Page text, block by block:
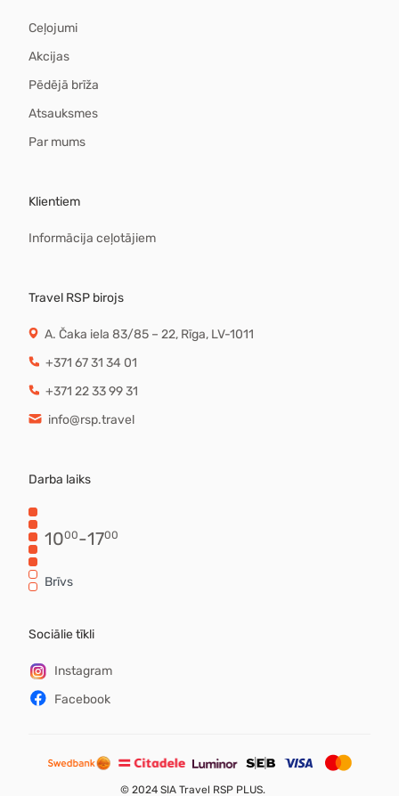
Ceļojumi
Akcijas
Pēdējā brīža
Atsauksmes
Par mums
Klientiem
Informācija ceļotājiem
Travel RSP birojs
A. Čaka iela 83/85 – 22, Rīga, LV-1011
+371 67 31 34 01
+371 22 33 99 31
info@rsp.travel
Darba laiks
1000-1700
Brīvs
Sociālie tīkli
Instagram
Facebook
© 2024 SIA Travel RSP PLUS.